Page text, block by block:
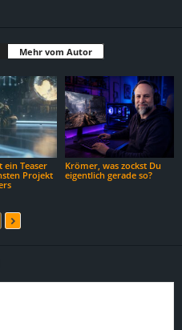
Mehr vom Autor
ein Teaser
Projekt
Krömer, was zockst Du
eigentlich gerade so?